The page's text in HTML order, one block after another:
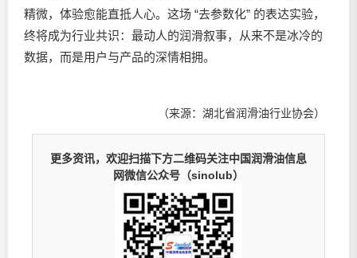
精微，体验愈能直抵人心。这场 “去参数化” 的表达实验，
终将成为行业共识：最动人的润滑叙事，从来不是冰冷的
数据，而是用户与产品的深情相拥。
（来源：湖北省润滑油行业协会）
更多资讯，欢迎扫描下方二维码关注中国润滑油信息
网微信公众号（sinolub）